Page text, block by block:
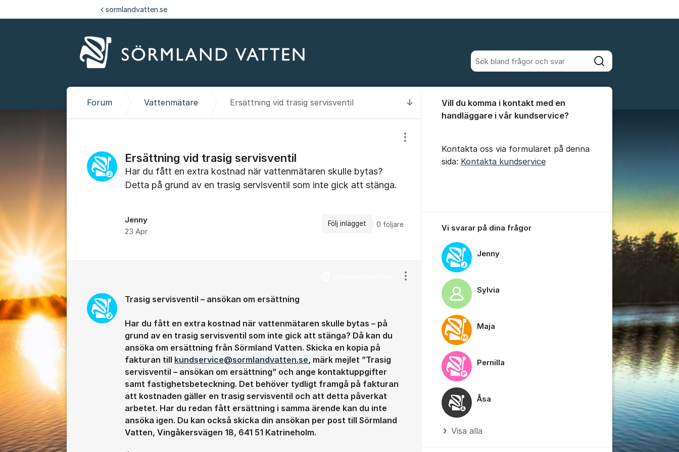
Sök bland alla inlägg
Sök
sormlandvatten.se
Till senaste kommentaren
Forum Vattenmätare Ersättning vid trasig servisventil
Ersättning vid trasig servisventil
Visa/dölj inställningar för inlägg/kommentar
Har du fått en extra kostnad när vattenmätaren skulle bytas?
Detta på grund av en trasig servisventil som inte gick att stänga.
Jenny
23 Apr
Följ inlägget 0 följare
Trasig servisventil – ansökan om ersättning
Har du fått en extra kostnad när vattenmätaren skulle bytas – på
grund av en trasig servisventil som inte gick att stänga? Då kan du
ansöka om ersättning från Sörmland Vatten. Skicka en kopia på
fakturan till kundservice@sormlandvatten.se, märk mejlet ”Trasig
servisventil – ansökan om ersättning” och ange kontaktuppgifter
samt fastighetsbeteckning. Det behöver tydligt framgå på fakturan
att kostnaden gäller en trasig servisventil och att detta påverkat
arbetet. Har du redan fått ersättning i samma ärende kan du inte
ansöka igen. Du kan också skicka din ansökan per post till Sörmland
Vatten, Vingåkersvägen 18, 641 51 Katrineholm.
Visa/dölj inställningar för inlägg/kommentar
Vill du komma i kontakt med en
handläggare i vår kundservice?
Kontakta oss via formuläret på denna
sida: Kontakta kundservice
Vi svarar på dina frågor
Jenny
Sylvia
Maja
Pernilla
Åsa
Visa alla